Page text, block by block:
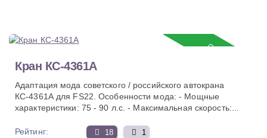
Кран КС-4361А
Адаптация мода советского / российского автокрана
КС-4361А для FS22. Особенности мода: - Мощные
характеристики: 75 - 90 л.с. - Максимальная скорость:...
Рейтинг: 18 1